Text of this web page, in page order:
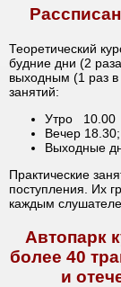
Теоретический
будние дни (2
выходным (1 раз
занятий:
Утро 10.00
Вечер
Практические
поступления. Их
каждым
Автопарк
более 40
и